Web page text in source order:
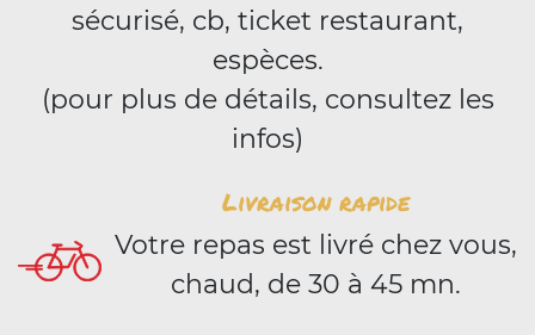
sécurisé, cb, ticket restaurant,
espèces.
(pour plus de détails, consultez les
infos)
Livraison rapide
Votre repas est livré chez vous,
chaud, de 30 à 45 mn.